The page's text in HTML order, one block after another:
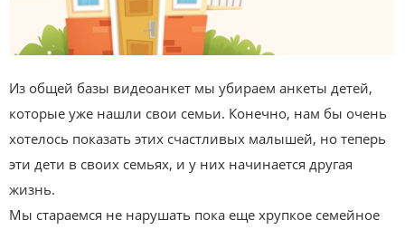
Из общей базы видеоанкет мы убираем анкеты детей,
которые уже нашли свои семьи. Конечно, нам бы очень
хотелось показать этих счастливых малышей, но теперь
эти дети в своих семьях, и у них начинается другая
жизнь.
Мы стараемся не нарушать пока еще хрупкое семейное